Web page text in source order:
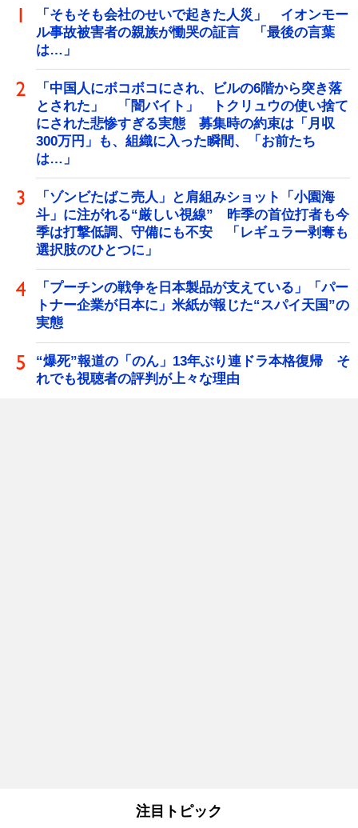
「そもそも会社のせいで起きた人災」 イオンモー
ル事故被害者の親族が慟哭の証言 「最後の言葉
は…」
「中国人にボコボコにされ、ビルの6階から突き落
とされた」 「闇バイト」 トクリュウの使い捨て
にされた悲惨すぎる実態 募集時の約束は「月収
300万円」も、組織に入った瞬間、「お前たち
は…」
「ゾンビたばこ売人」と肩組みショット「小園海
斗」に注がれる“厳しい視線” 昨季の首位打者も今
季は打撃低調、守備にも不安 「レギュラー剥奪も
選択肢のひとつに」
「プーチンの戦争を日本製品が支えている」「パー
トナー企業が日本に」米紙が報じた“スパイ天国”の
実態
“爆死”報道の「のん」13年ぶり連ドラ本格復帰 そ
れでも視聴者の評判が上々な理由
注目トピック